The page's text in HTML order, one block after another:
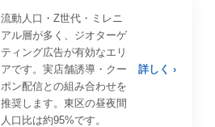
流動人口・Z世代・ミレニ
アル層が多く、ジオターゲ
ティング広告が有効なエリ
アです。実店舗誘導・クー
ポン配信との組み合わせを
推奨します。東区の昼夜間
人口比は約95%です。
詳しく ›